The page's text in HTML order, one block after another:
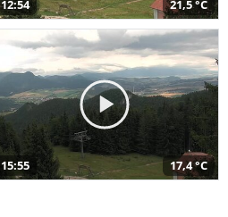
12:54 21,5 °C
15:55 17,4 °C